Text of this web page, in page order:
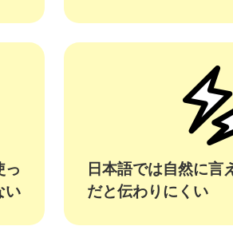
っ
い
日本語では自然に言
だと伝わりにくい